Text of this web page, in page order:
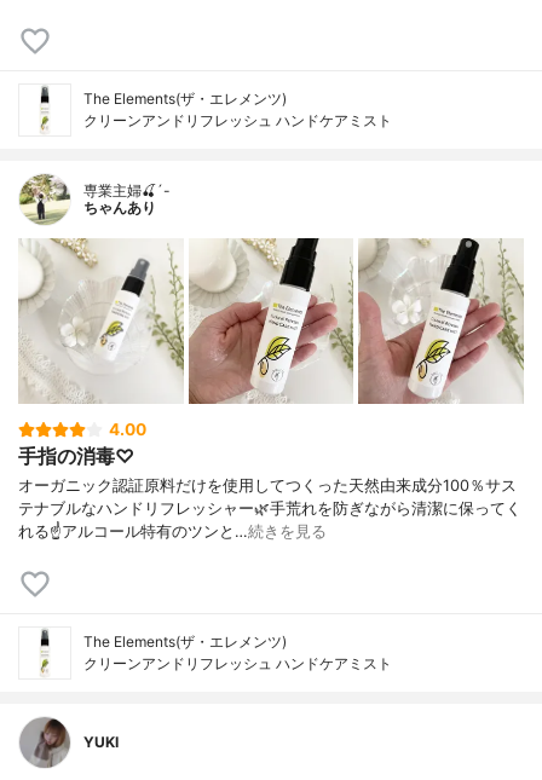
The Elements(ザ・エレメンツ)
クリーンアンドリフレッシュ ハンドケアミスト
専業主婦🍒´-
ちゃんあり
4.00
手指の消毒♡
オーガニック認証原料だけを使用してつくった天然由来成分100％サス
テナブルなハンドリフレッシャー🌿手荒れを防ぎながら清潔に保ってく
れる☝️アルコール特有のツンと…続きを見る
The Elements(ザ・エレメンツ)
クリーンアンドリフレッシュ ハンドケアミスト
YUKI